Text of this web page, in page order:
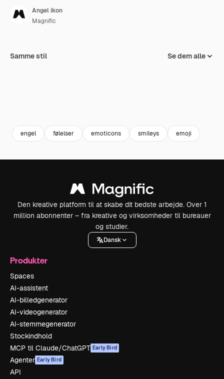
Angel ikon
Magnific
Samme stil Se dem alle
engel følelser emoticons smileys emoji
Den kreative platform til at skabe dit bedste arbejde. Over 1
million abonnenter – fra kreative og virksomheder til bureauer
og studier.
Dansk
Produkter
Spaces
AI-assistent
AI-billedgenerator
AI-videogenerator
AI-stemmegenerator
Stockindhold
MCP til Claude/ChatGPT Early Bird
Agenter Early Bird
API